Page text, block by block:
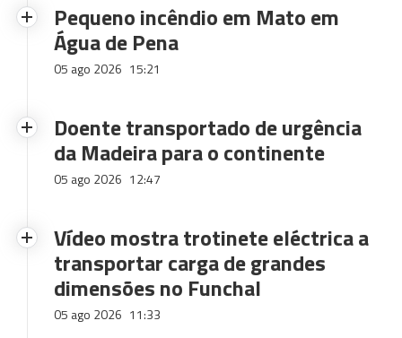
Pequeno incêndio em Mato em
Água de Pena
05 ago 2026 15:21
Doente transportado de urgência
da Madeira para o continente
05 ago 2026 12:47
Vídeo mostra trotinete eléctrica a
transportar carga de grandes
dimensões no Funchal
05 ago 2026 11:33